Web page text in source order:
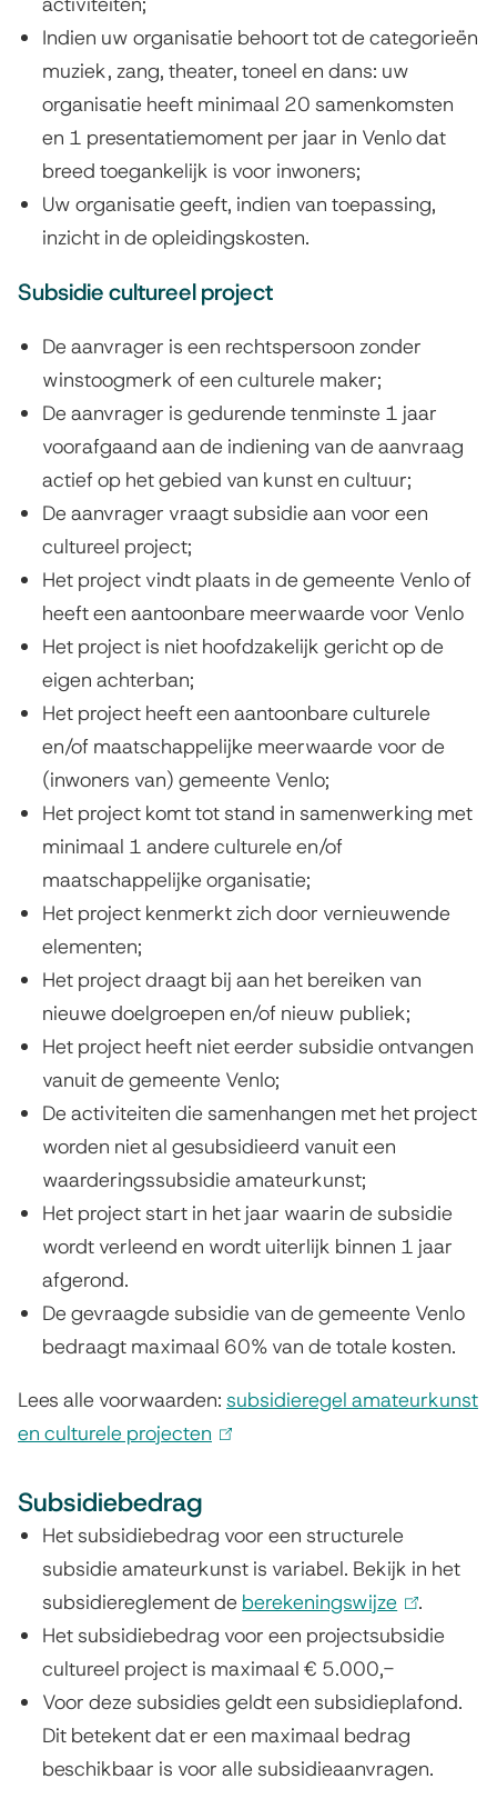
Indien uw organisatie behoort tot de categorieën
muziek, zang, theater, toneel en dans: uw
organisatie heeft minimaal 20 samenkomsten
en 1 presentatiemoment per jaar in Venlo dat
breed toegankelijk is voor inwoners;
Uw organisatie geeft, indien van toepassing,
inzicht in de opleidingskosten.
Subsidie cultureel project
De aanvrager is een rechtspersoon zonder
winstoogmerk of een culturele maker;
De aanvrager is gedurende tenminste 1 jaar
voorafgaand aan de indiening van de aanvraag
actief op het gebied van kunst en cultuur;
De aanvrager vraagt subsidie aan voor een
cultureel project;
Het project vindt plaats in de gemeente Venlo of
heeft een aantoonbare meerwaarde voor Venlo
Het project is niet hoofdzakelijk gericht op de
eigen achterban;
Het project heeft een aantoonbare culturele
en/of maatschappelijke meerwaarde voor de
(inwoners van) gemeente Venlo;
Het project komt tot stand in samenwerking met
minimaal 1 andere culturele en/of
maatschappelijke organisatie;
Het project kenmerkt zich door vernieuwende
elementen;
Het project draagt bij aan het bereiken van
nieuwe doelgroepen en/of nieuw publiek;
Het project heeft niet eerder subsidie ontvangen
vanuit de gemeente Venlo;
De activiteiten die samenhangen met het project
worden niet al gesubsidieerd vanuit een
waarderingssubsidie amateurkunst;
Het project start in het jaar waarin de subsidie
wordt verleend en wordt uiterlijk binnen 1 jaar
afgerond.
De gevraagde subsidie van de gemeente Venlo
bedraagt maximaal 60% van de totale kosten.
Lees alle voorwaarden: subsidieregel amateurkunst
en culturele projecten
n
k
i
s
e
x
t
e
Subsidiebedrag
Het subsidiebedrag voor een structurele
subsidie amateurkunst is variabel. Bekijk in het
subsidiereglement de berekeningswijze (
l
n
k
i
.
Het subsidiebedrag voor een projectsubsidie
cultureel project is maximaal € 5.000,-
Voor deze subsidies geldt een subsidieplafond.
Dit betekent dat er een maximaal bedrag
beschikbaar is voor alle subsidieaanvragen.